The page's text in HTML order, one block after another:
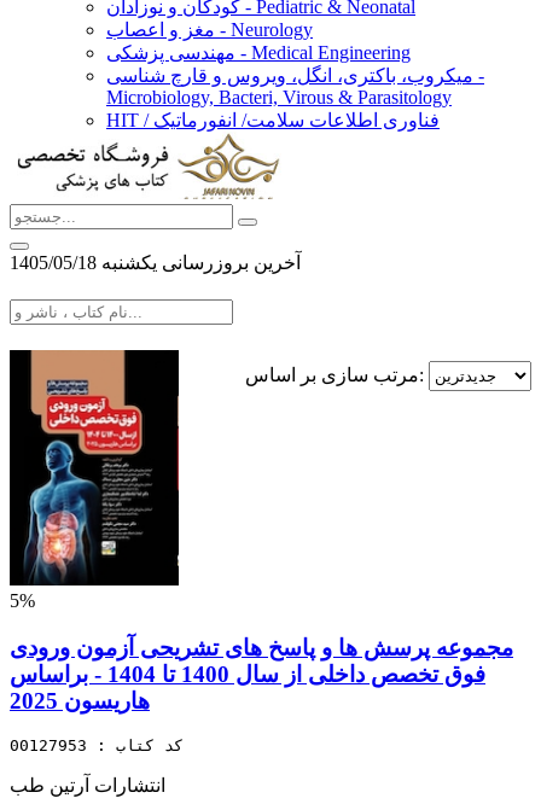
کودکان و نوزادان - Pediatric & Neonatal
مغز و اعصاب - Neurology
مهندسی پزشکی - Medical Engineering
میکروب، باکتری، انگل، ویروس و قارچ شناسی -
Microbiology, Bacteri, Virous & Parasitology
HIT / فناوری اطلاعات سلامت/ انفورماتیک
آخرین بروزرسانی يكشنبه 1405/05/18
مرتب سازی بر اساس:
5%
مجموعه پرسش ها و پاسخ های تشریحی آزمون ورودی
فوق تخصص داخلی از سال 1400 تا 1404 - براساس
هاریسون 2025
کد کتاب : 00127953
انتشارات آرتین طب